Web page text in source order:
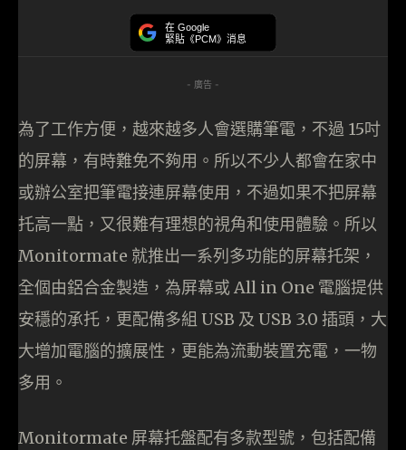
在 Google
緊貼《PCM》消息
- 廣告 -
為了工作方便，越來越多人會選購筆電，不過 15吋
的屏幕，有時難免不夠用。所以不少人都會在家中
或辦公室把筆電接連屏幕使用，不過如果不把屏幕
托高一點，又很難有理想的視角和使用體驗。所以
Monitormate 就推出一系列多功能的屏幕托架，
全個由鋁合金製造，為屏幕或 All in One 電腦提供
安穩的承托，更配備多組 USB 及 USB 3.0 插頭，大
大增加電腦的擴展性，更能為流動裝置充電，一物
多用。
Monitormate 屏幕托盤配有多款型號，包括配備